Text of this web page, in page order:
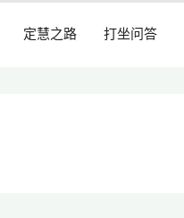
定慧之路 打坐问答